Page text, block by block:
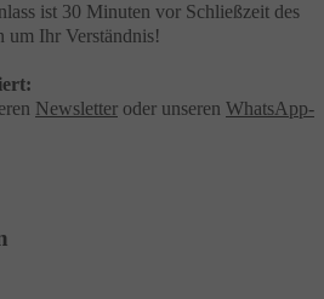
ist 30 Minuten vor Schließzeit des
um Ihr Verständnis!
Newsletter oder unseren WhatsApp-